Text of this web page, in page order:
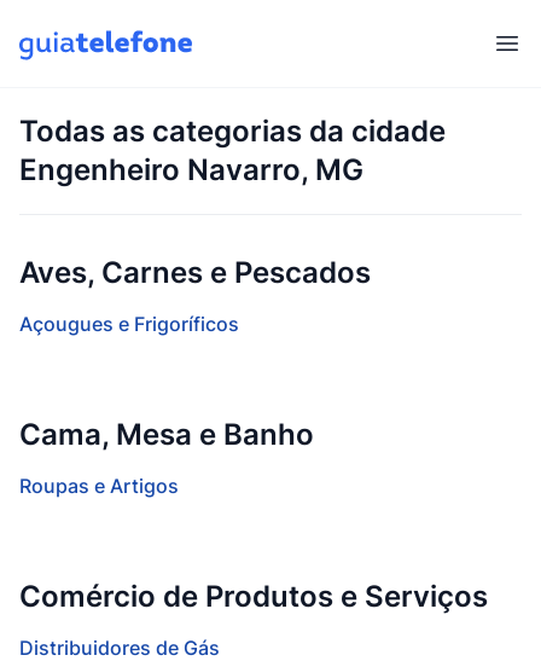
Todas as categorias da cidade
Engenheiro Navarro, MG
Aves, Carnes e Pescados
Açougues e Frigoríficos
Cama, Mesa e Banho
Roupas e Artigos
Comércio de Produtos e Serviços
Distribuidores de Gás